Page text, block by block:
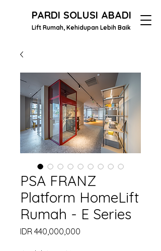
PARDI SOLUSI ABADI
Lift Rumah, Kehidupan Lebih Baik
PSA FRANZ
Platform HomeLift
Rumah - E Series
IDR 440,000,000